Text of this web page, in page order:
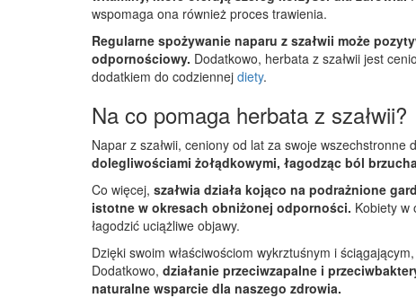
wspomaga ona również proces trawienia.
Regularne spożywanie naparu z szałwii może
odpornościowy. Dodatkowo, herbata z szałwii jest
dodatkiem do codziennej diety.
Na co pomaga herbata z szałwii?
Napar z szałwii, ceniony od lat za swoje
dolegliwościami żołądkowymi, łagodząc ból
Co więcej, szałwia działa kojąco na podrażnione
istotne w okresach obniżonej odporności. Kobiety w
łagodzić uciążliwe objawy.
Dzięki swoim właściwościom wykrztuśnym i
Dodatkowo, działanie przeciwzapalne i
naturalne wsparcie dla naszego zdrowia.